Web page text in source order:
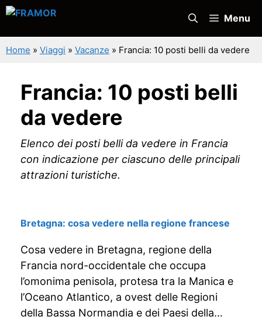
Vai
contenuto
Menu
Home » Viaggi » Vacanze » Francia: 10 posti belli da vedere
Francia: 10 posti belli
da vedere
Elenco dei posti belli da vedere in Francia
con indicazione per ciascuno delle principali
attrazioni turistiche.
Bretagna: cosa vedere nella regione francese
Cosa vedere in Bretagna, regione della
Francia nord-occidentale che occupa
l’omonima penisola, protesa tra la Manica e
l’Oceano Atlantico, a ovest delle Regioni
della Bassa Normandia e dei Paesi della…